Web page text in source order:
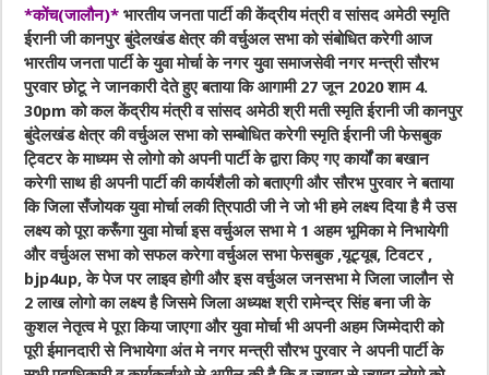
*कोंच(जालौन)* भारतीय जनता पार्टी की केंद्रीय मंत्री व सांसद अमेठी स्मृति
ईरानी जी कानपुर बुंदेलखंड क्षेत्र की वर्चुअल सभा को संबोधित करेगी आज
भारतीय जनता पार्टी के युवा मोर्चा के नगर युवा समाजसेवी नगर मन्त्री सौरभ
पुरवार छोटू ने जानकारी देते हुए बताया कि आगामी 27 जून 2020 शाम 4.
30pm को कल केंद्रीय मंत्री व सांसद अमेठी श्री मती स्मृति ईरानी जी कानपुर
बुंदेलखंड क्षेत्र की वर्चुअल सभा को सम्बोधित करेगी स्मृति ईरानी जी फेसबुक
ट्विटर के माध्यम से लोगो को अपनी पार्टी के द्वारा किए गए कार्यों का बखान
करेगी साथ ही अपनी पार्टी की कार्यशैली को बताएगी और सौरभ पुरवार ने बताया
कि जिला सँजोयक युवा मोर्चा लकी त्रिपाठी जी ने जो भी हमे लक्ष्य दिया है मै उस
लक्ष्य को पूरा करूँगा युवा मोर्चा इस वर्चुअल सभा मे 1 अहम भूमिका मे निभायेगी
और वर्चुअल सभा को सफल करेगा वर्चुअल सभा फेसबुक ,यूट्यूब, टिवटर ,
bjp4up, के पेज पर लाइव होगी और इस वर्चुअल जनसभा मे जिला जालौन से
2 लाख लोगो का लक्ष्य है जिसमे जिला अध्यक्ष श्री रामेन्द्र सिंह बना जी के
कुशल नेतृत्व मे पूरा किया जाएगा और युवा मोर्चा भी अपनी अहम जिम्मेदारी को
पूरी ईमानदारी से निभायेगा अंत मे नगर मन्त्री सौरभ पुरवार ने अपनी पार्टी के